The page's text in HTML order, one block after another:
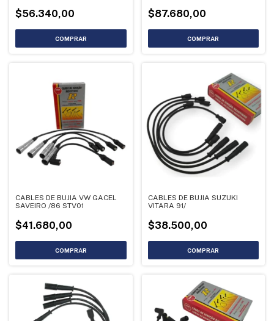
$56.340,00 $87.680,00
CABLES DE BUJIA VW GACEL
SAVEIRO /86 STV01
$41.680,00
CABLES DE BUJIA SUZUKI
VITARA 91/
$38.500,00